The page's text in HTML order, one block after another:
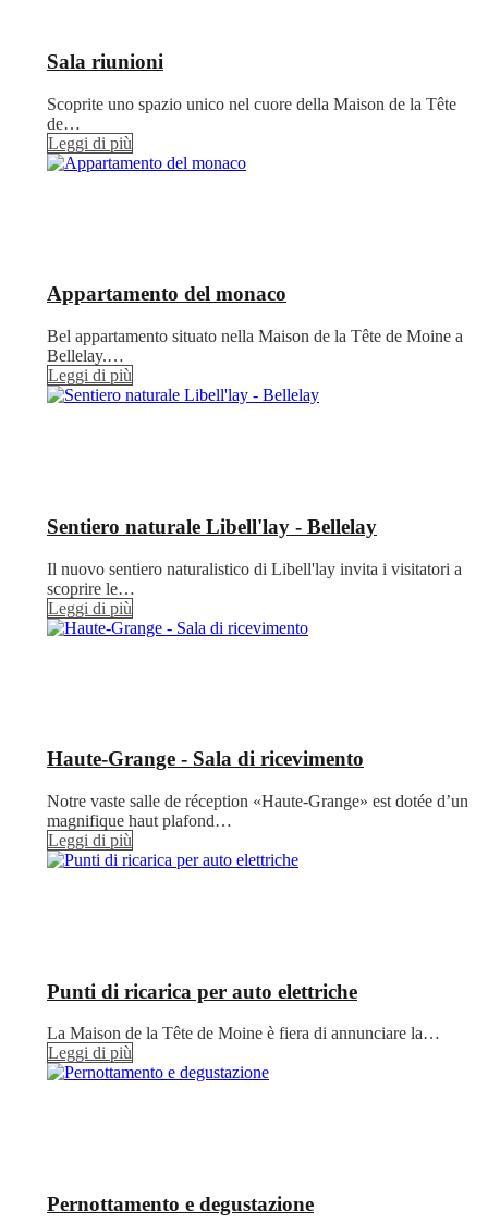
Sala riunioni
Scoprite uno spazio unico nel cuore della Maison de la Tête
de…
Leggi di più
Appartamento del monaco
Bel appartamento situato nella Maison de la Tête de Moine a
Bellelay.…
Leggi di più
Sentiero naturale Libell'lay - Bellelay
Il nuovo sentiero naturalistico di Libell'lay invita i visitatori a
scoprire le…
Leggi di più
Haute-Grange - Sala di ricevimento
Notre vaste salle de réception «Haute-Grange» est dotée d’un
magnifique haut plafond…
Leggi di più
Punti di ricarica per auto elettriche
La Maison de la Tête de Moine è fiera di annunciare la…
Leggi di più
Pernottamento e degustazione